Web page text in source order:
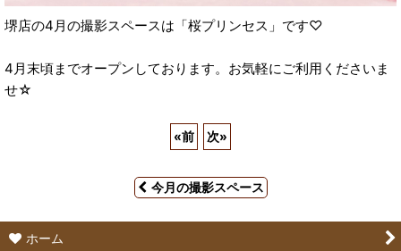
堺店の4月の撮影スペースは「桜プリンセス」です♡
4月末頃までオープンしております。お気軽にご利用くださいま
せ☆
«前 次»
今月の撮影スペース
ホーム